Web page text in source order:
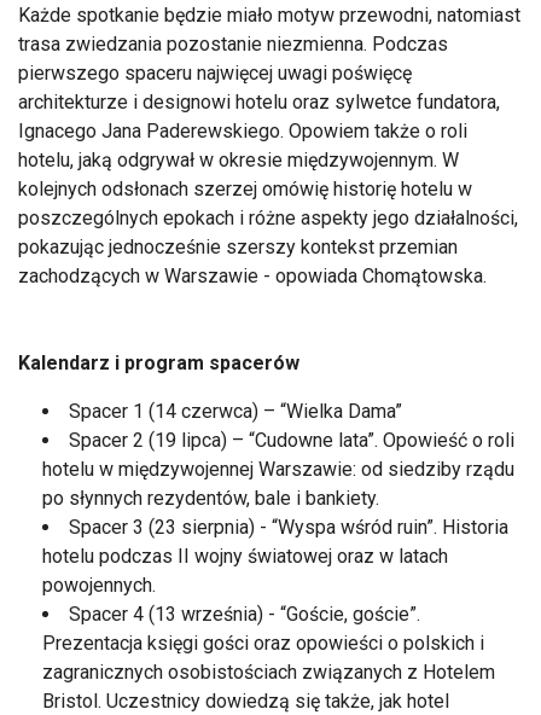
Każde spotkanie będzie miało motyw przewodni, natomiast
trasa zwiedzania pozostanie niezmienna. Podczas
pierwszego spaceru najwięcej uwagi poświęcę
architekturze i designowi hotelu oraz sylwetce fundatora,
Ignacego Jana Paderewskiego. Opowiem także o roli
hotelu, jaką odgrywał w okresie międzywojennym. W
kolejnych odsłonach szerzej omówię historię hotelu w
poszczególnych epokach i różne aspekty jego działalności,
pokazując jednocześnie szerszy kontekst przemian
zachodzących w Warszawie - opowiada Chomątowska.
Kalendarz i program spacerów
Spacer 1 (14 czerwca) – “Wielka Dama”
Spacer 2 (19 lipca) – “Cudowne lata”. Opowieść o roli
hotelu w międzywojennej Warszawie: od siedziby rządu
po słynnych rezydentów, bale i bankiety.
Spacer 3 (23 sierpnia) - “Wyspa wśród ruin”. Historia
hotelu podczas II wojny światowej oraz w latach
powojennych.
Spacer 4 (13 września) - “Goście, goście”.
Prezentacja księgi gości oraz opowieści o polskich i
zagranicznych osobistościach związanych z Hotelem
Bristol. Uczestnicy dowiedzą się także, jak hotel